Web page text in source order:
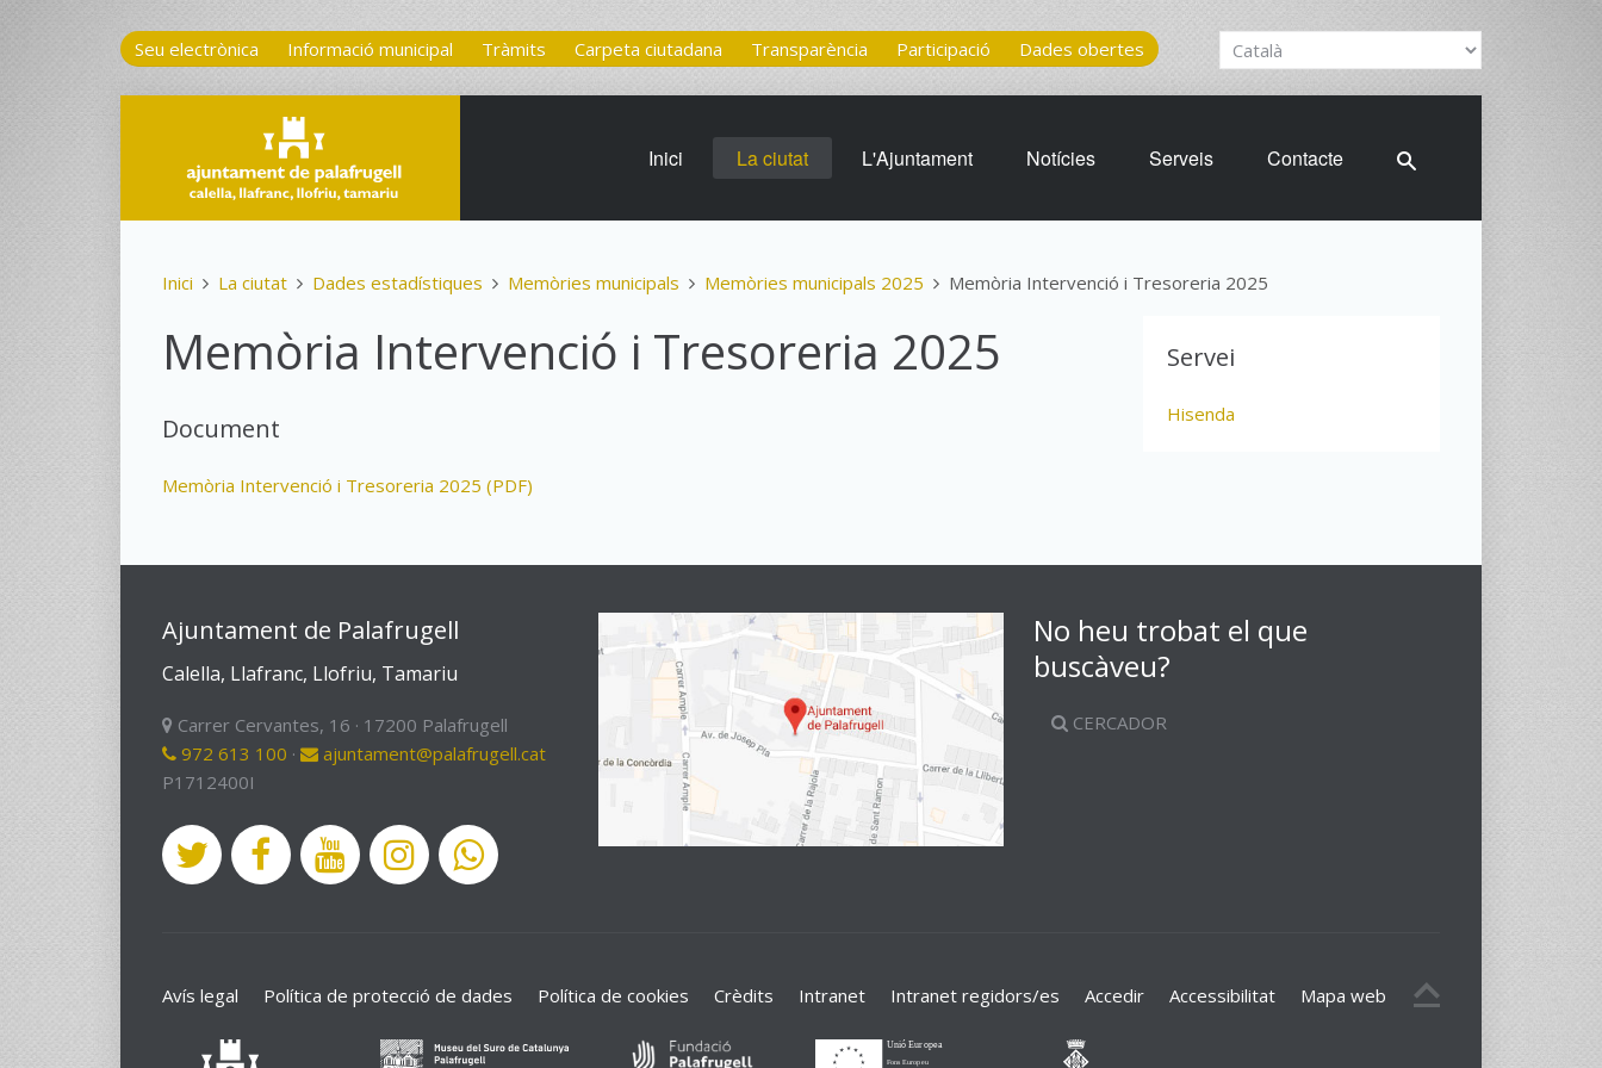
Seu electrònica Informació municipal Tràmits Carpeta ciutadana Transparència Participació Dades obertes
Inici La ciutat L'Ajuntament Notícies Serveis Contacte
Inici La ciutat Dades estadístiques Memòries municipals Memòries municipals 2025 Memòria Intervenció i Tresoreria 2025
Memòria Intervenció i Tresoreria 2025
Document
Memòria Intervenció i Tresoreria 2025 (PDF)
Servei
Hisenda
Ajuntament de Palafrugell
Calella, Llafranc, Llofriu, Tamariu
Carrer Cervantes, 16 · 17200 Palafrugell
972 613 100 ·
ajuntament@palafrugell.cat
P1712400I
No heu trobat el que
buscàveu?
CERCADOR
Avís legal Política de protecció de dades Política de cookies Crèdits Intranet Intranet regidors/es Accedir Accessibilitat Mapa web